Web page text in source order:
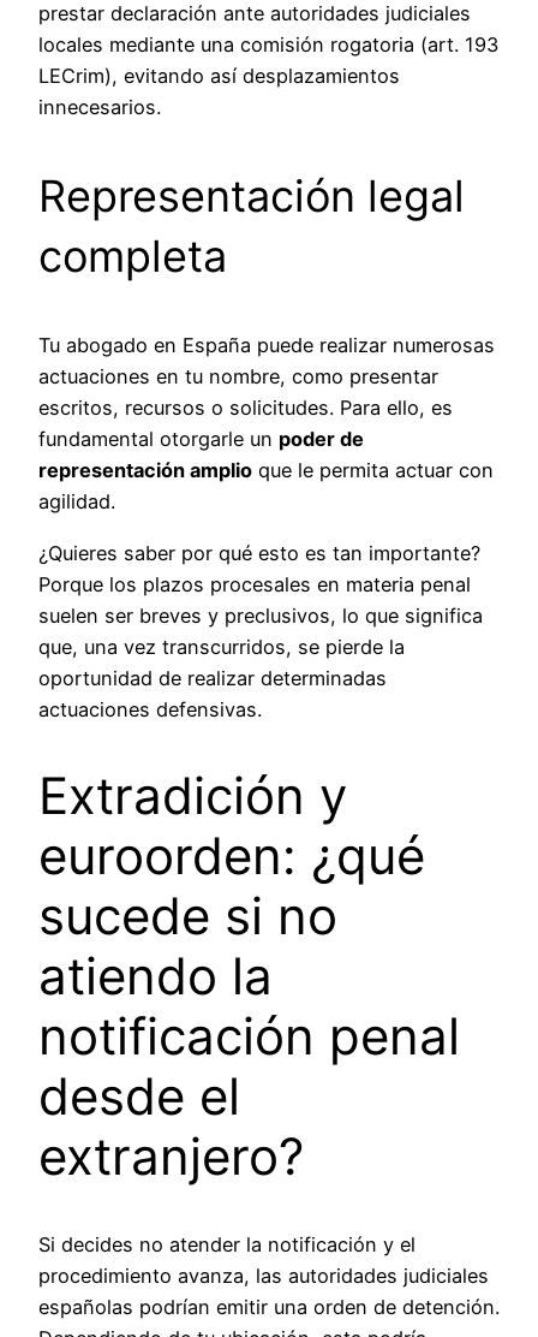
prestar declaración ante autoridades judiciales
locales mediante una comisión rogatoria (art. 193
LECrim), evitando así desplazamientos
innecesarios.
Representación legal
completa
Tu abogado en España puede realizar numerosas
actuaciones en tu nombre, como presentar
escritos, recursos o solicitudes. Para ello, es
fundamental otorgarle un poder de
representación amplio que le permita actuar con
agilidad.
¿Quieres saber por qué esto es tan importante?
Porque los plazos procesales en materia penal
suelen ser breves y preclusivos, lo que significa
que, una vez transcurridos, se pierde la
oportunidad de realizar determinadas
actuaciones defensivas.
Extradición y
euroorden: ¿qué
sucede si no
atiendo la
notificación penal
desde el
extranjero?
Si decides no atender la notificación y el
procedimiento avanza, las autoridades judiciales
españolas podrían emitir una orden de detención.